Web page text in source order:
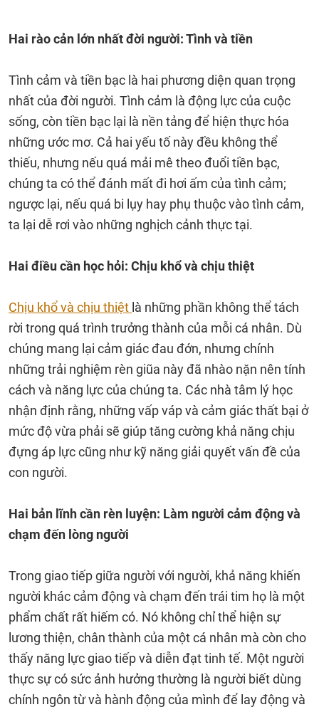
Hai rào cản lớn nhất đời người: Tình và tiền
Tình cảm và tiền bạc là hai phương diện quan trọng
nhất của đời người. Tình cảm là động lực của cuộc
sống, còn tiền bạc lại là nền tảng để hiện thực hóa
những ước mơ. Cả hai yếu tố này đều không thể
thiếu, nhưng nếu quá mải mê theo đuổi tiền bạc,
chúng ta có thể đánh mất đi hơi ấm của tình cảm;
ngược lại, nếu quá bi lụy hay phụ thuộc vào tình cảm,
ta lại dễ rơi vào những nghịch cảnh thực tại.
Hai điều cần học hỏi: Chịu khổ và chịu thiệt
Chịu khổ và chịu thiệt là những phần không thể tách
rời trong quá trình trưởng thành của mỗi cá nhân. Dù
chúng mang lại cảm giác đau đớn, nhưng chính
những trải nghiệm rèn giũa này đã nhào nặn nên tính
cách và năng lực của chúng ta. Các nhà tâm lý học
nhận định rằng, những vấp váp và cảm giác thất bại ở
mức độ vừa phải sẽ giúp tăng cường khả năng chịu
đựng áp lực cũng như kỹ năng giải quyết vấn đề của
con người.
Hai bản lĩnh cần rèn luyện: Làm người cảm động và
chạm đến lòng người
Trong giao tiếp giữa người với người, khả năng khiến
người khác cảm động và chạm đến trái tim họ là một
phẩm chất rất hiếm có. Nó không chỉ thể hiện sự
lương thiện, chân thành của một cá nhân mà còn cho
thấy năng lực giao tiếp và diễn đạt tinh tế. Một người
thực sự có sức ảnh hưởng thường là người biết dùng
chính ngôn từ và hành động của mình để lay động và